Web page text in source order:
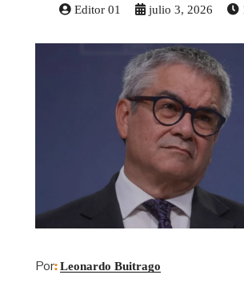
Editor 01 julio 3, 2026
Por:Leonardo Buitrago